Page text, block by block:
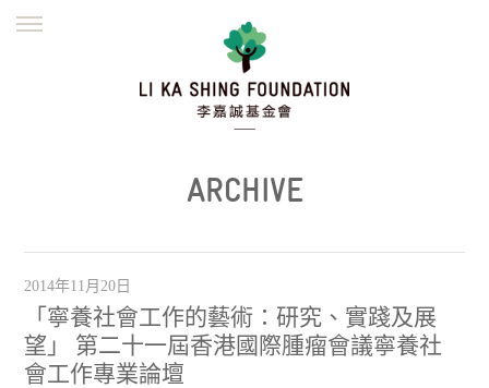
繁體
ARCHIVE
2014年11月20日
「寧養社會工作的藝術：研究、實踐及展
望」 第二十一屆香港國際腫瘤會議寧養社
會工作專業論壇